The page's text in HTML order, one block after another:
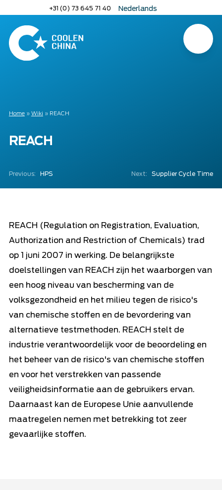
+31 (0) 73 645 71 40
Nederlands
Home Menu
Home» Wiki » REACH
REACH
Previous: HPS Next: Supplier Cycle Time
REACH (Regulation on Registration, Evaluation,
Authorization and Restriction of Chemicals) trad
op 1 juni 2007 in werking. De belangrijkste
doelstellingen van REACH zijn het waarborgen van
een hoog niveau van bescherming van de
volksgezondheid en het milieu tegen de risico's
van chemische stoffen en de bevordering van
alternatieve testmethoden. REACH stelt de
industrie verantwoordelijk voor de beoordeling en
het beheer van de risico's van chemische stoffen
en voor het verstrekken van passende
veiligheidsinformatie aan de gebruikers ervan.
Daarnaast kan de Europese Unie aanvullende
maatregelen nemen met betrekking tot zeer
gevaarlijke stoffen.